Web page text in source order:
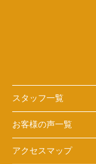
スタッフ一覧
お客様の声一覧
アクセスマップ